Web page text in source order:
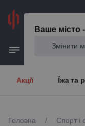
Ваше місто
Змінити
Акції Їжа та
Головна / Спорт і